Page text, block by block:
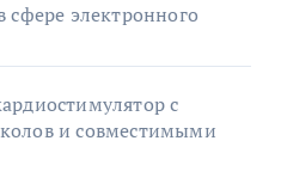
электронного
с
и совместимыми